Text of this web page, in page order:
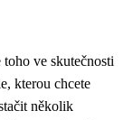
ve skutečnosti
kterou chcete
několik